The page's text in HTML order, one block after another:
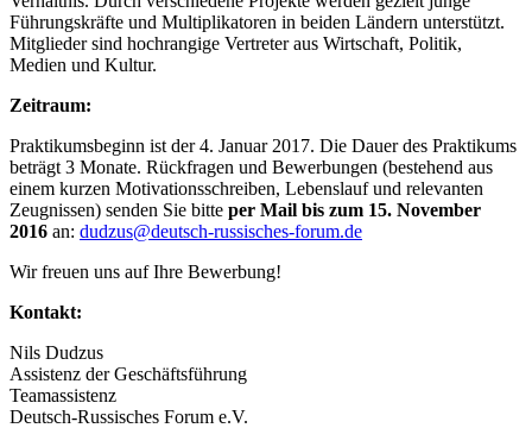
Führungskräfte und Multiplikatoren in beiden Ländern unterstützt.
Mitglieder sind hochrangige Vertreter aus Wirtschaft, Politik,
Medien und Kultur.
Zeitraum:
Praktikumsbeginn ist der 4. Januar 2017. Die Dauer des Praktikums
beträgt 3 Monate. Rückfragen und Bewerbungen (bestehend aus
einem kurzen Motivationsschreiben, Lebenslauf und relevanten
Zeugnissen) senden Sie bitte per Mail bis zum 15. November
2016 an: dudzus@deutsch-russisches-forum.de
Wir freuen uns auf Ihre Bewerbung!
Kontakt:
Nils Dudzus
Assistenz der Geschäftsführung
Teamassistenz
Deutsch-Russisches Forum e.V.